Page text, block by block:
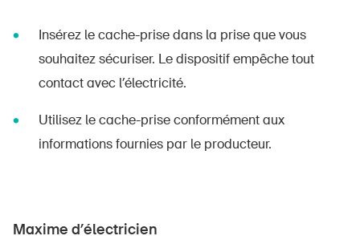
Insérez le cache-prise dans la prise que vous
souhaitez sécuriser. Le dispositif empêche tout
contact avec l’électricité.
Utilisez le cache-prise conformément aux
informations fournies par le producteur.
Maxime d’électricien